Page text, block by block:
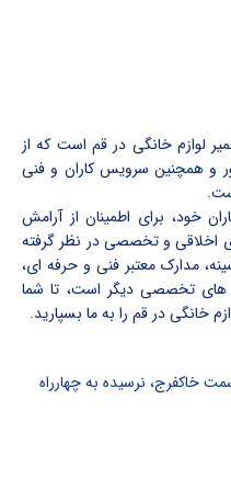
لوازم خانگی در قم است که از
و همچنین سرویس کاران و فنی
خود، برای اطمینان از آرامش
اخلاقی و تخصصی در نظر گرفته
مدارک معتبر فنی و حرفه ای،
های تخصصی دیگر است، تا شما
خانگی در قم را به ما بسپارید.
خاکفرج، نرسیده به چهارراه